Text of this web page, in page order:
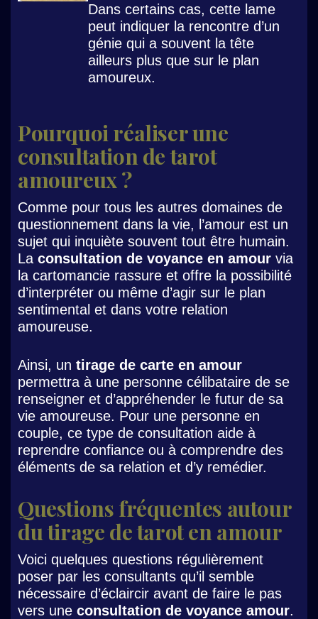
Dans certains cas, cette lame
peut indiquer la rencontre d’un
génie qui a souvent la tête
ailleurs plus que sur le plan
amoureux.
Pourquoi réaliser une
consultation de tarot
amoureux ?
Comme pour tous les autres domaines de
questionnement dans la vie, l’amour est un
sujet qui inquiète souvent tout être humain.
La consultation de voyance en amour via
la cartomancie rassure et offre la possibilité
d’interpréter ou même d’agir sur le plan
sentimental et dans votre relation
amoureuse.
Ainsi, un tirage de carte en amour
permettra à une personne célibataire de se
renseigner et d’appréhender le futur de sa
vie amoureuse. Pour une personne en
couple, ce type de consultation aide à
reprendre confiance ou à comprendre des
éléments de sa relation et d’y remédier.
Questions fréquentes autour
du tirage de tarot en amour
Voici quelques questions régulièrement
poser par les consultants qu’il semble
nécessaire d’éclaircir avant de faire le pas
vers une consultation de voyance amour.